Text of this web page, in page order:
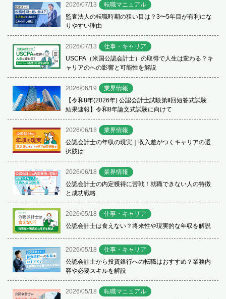
2026/07/13
転職マニュアル
監査法人の転職時期の狙い目は？3〜5年目が有利にな
りやすい理由
2026/07/13
仕事・キャリア
USCPA（米国公認会計士）の取得で人生は変わる？キ
ャリアのへの影響と可能性を解説
2026/06/19
業界情報
【令和8年(2026年) 公認会計士試験第Ⅱ回短答式試験
結果速報】令和8年論文式試験に向けて
2026/06/18
業界情報
公認会計士の年収の現実｜収入差がつくキャリアの選
択肢は
2026/06/18
業界情報
公認会計士の内定獲得に苦戦！就職できない人の特徴
と成功戦略
2026/05/18
仕事・キャリア
公認会計士は食えない？将来性や現実的な年収を解説
2026/05/18
仕事・キャリア
公認会計士から投資銀行への転職はおすすめ？業務内
容や必要スキルを解説
2026/05/18
転職マニュアル